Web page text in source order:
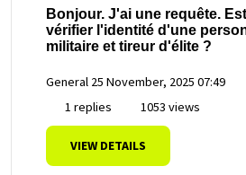
Bonjour. J'ai une requête.
vérifier l'identité d'une
militaire et tireur d'élite ?
General 25 November, 2025 07:49
1 replies
1053 views
VIEW DETAILS